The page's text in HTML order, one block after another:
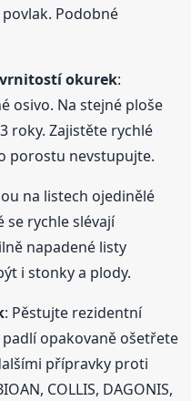
Podobné
okurek:
osivo. Na stejné ploše
roky. Zajistěte rychlé
porostu nevstupujte.
na listech ojedinělé
se rychle slévají
napadené listy
i stonky a plody.
: Pěstujte rezidentní
opakovaně ošetřete
přípravky proti
COLLIS, DAGONIS,